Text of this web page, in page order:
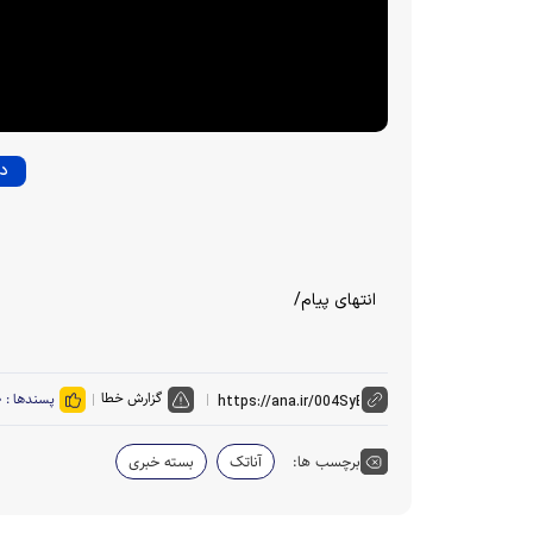
انتهای پیام/
گزارش خطا پسندها :
برچسب ها: آناتک بسته خبری